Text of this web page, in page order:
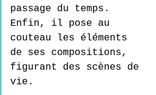
passage du temps.
Enfin, il pose au
couteau les éléments
de ses compositions,
figurant des scènes de
vie.